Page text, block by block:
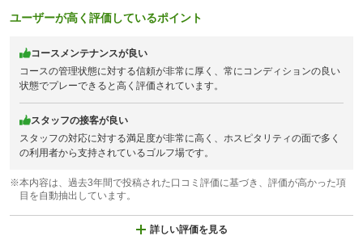
ユーザーが高く評価しているポイント
コースメンテナンスが良い
コースの管理状態に対する信頼が非常に厚く、常にコンディションの良い
状態でプレーできると高く評価されています。
スタッフの接客が良い
スタッフの対応に対する満足度が非常に高く、ホスピタリティの面で多く
の利用者から支持されているゴルフ場です。
※本内容は、過去3年間で投稿された口コミ評価に基づき、評価が高かった項
目を自動抽出しています。
詳しい評価を見る